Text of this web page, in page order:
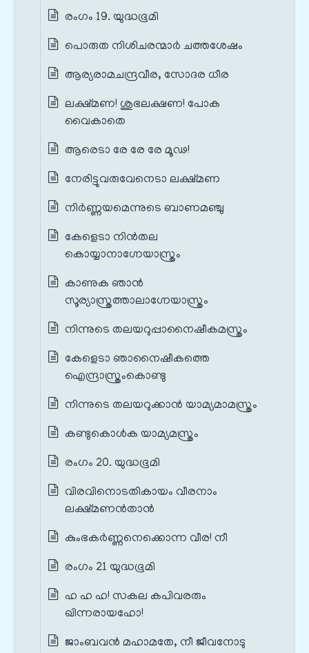
രംഗം 19. യുദ്ധഭൂമി
പൊരുത നിശിചരന്മാർ ചത്തശേഷം
ആര്യരാമചന്ദ്രവീര, സോദര ധീര
ലക്ഷ്മണ! ശുഭലക്ഷണ! പോക
വൈകാതെ
ആരെടാ രേ രേ രേ മൂഢ!
നേരിട്ടുവരുവേനെടാ ലക്ഷ്മണ
നിർണ്ണയമെന്നുടെ ബാണമഞ്ചു
കേളെടാ നിൻതല
കൊയ്യാനാഗ്നേയാസ്ത്രം
കാണുക ഞാൻ
സൂര്യാസ്ത്രത്താലാഗ്നേയാസ്ത്രം
നിന്നുടെ തലയറുപ്പാനൈഷീകമസ്ത്രം
കേളെടാ ഞാനൈഷീകത്തെ
ഐന്ദ്രാസ്ത്രംകൊണ്ടു
നിന്നുടെ തലയറുക്കാൻ യാമ്യമാമസ്ത്രം
കണ്ടുകൊൾക യാമ്യമസ്ത്രം
രംഗം 20. യുദ്ധഭൂമി
വിരവിനൊടതികായം വീരനാം
ലക്ഷ്മണൻതാൻ
കുംഭകർണ്ണനെക്കൊന്ന വീര! നീ
രംഗം 21 യുദ്ധഭൂമി
ഹ ഹ ഹ! സകല കപിവരരും
ഖിന്നരായഹോ!
ജാംബവൻ മഹാമതേ, നീ ജീവനോടു